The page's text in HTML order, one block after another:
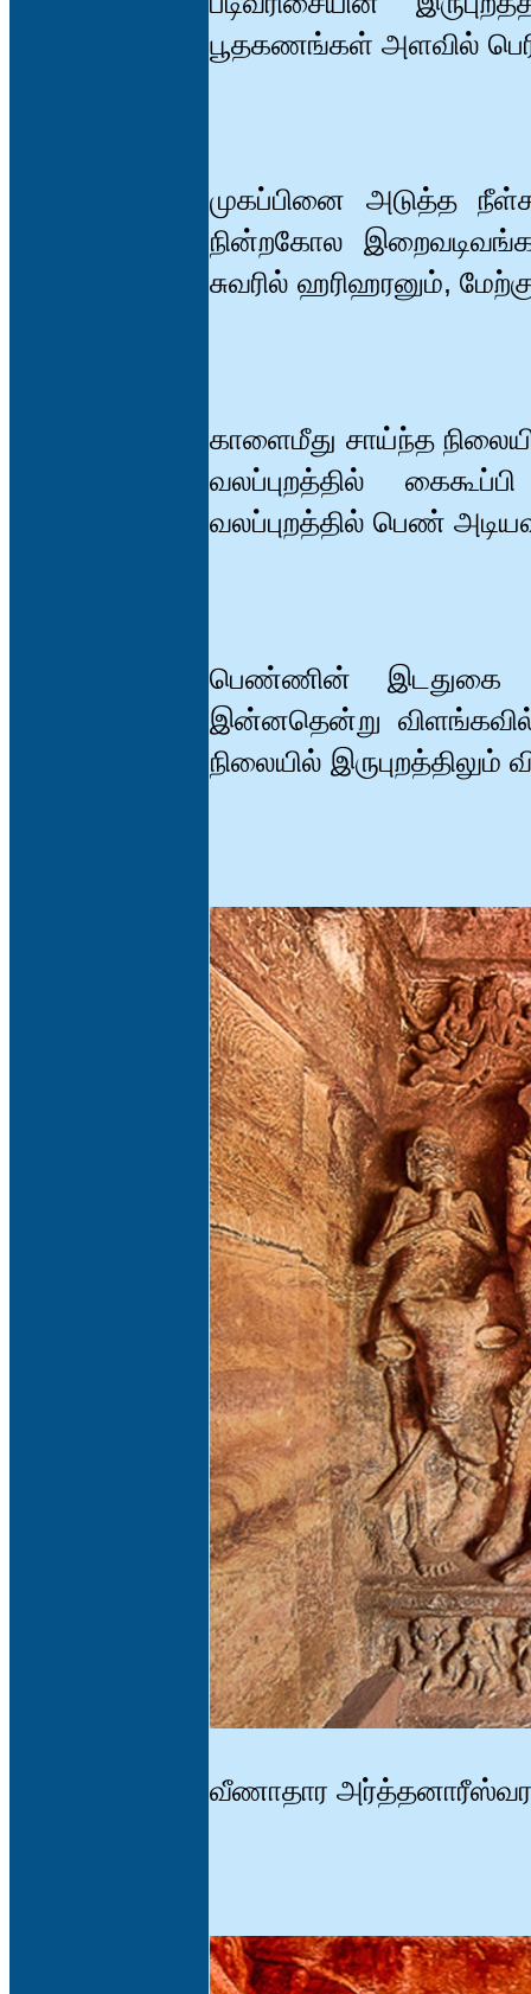
பூதகணங்கள் அளவில்
முகப்பினை அடுத்த
நின்றகோல
சுவரில் ஹரிஹரனும்,
காளைமீது சாய்ந்த
வலப்புறத்தில்
வலப்புறத்தில் பெண்
பெண்ணின் இடதுகை
இன்னதென்று
நிலையில்
வீணாதார